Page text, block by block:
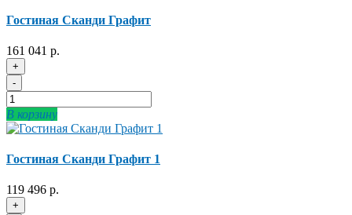
Гостиная Сканди Графит
161 041 р.
+
-
В корзину
Гостиная Сканди Графит 1
119 496 р.
+